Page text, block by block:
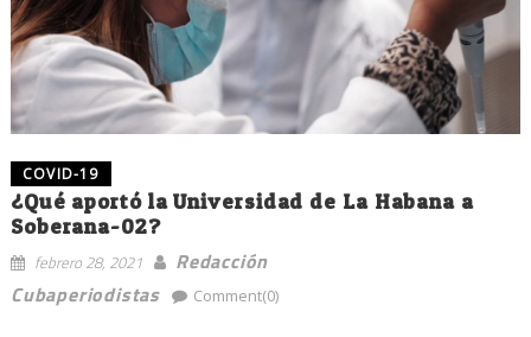
COVID-19
¿Qué aportó la Universidad de La Habana a
Soberana-02?
febrero 28, 2021
Redacción
Cubaperiodistas
Comment(0)